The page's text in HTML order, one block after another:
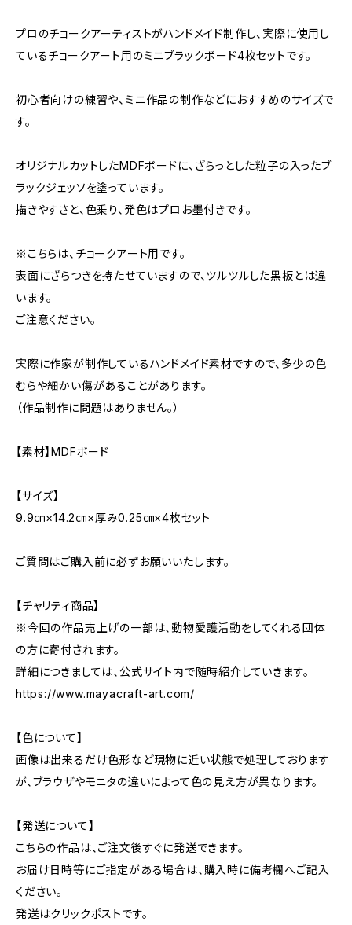
プロのチョークアーティストがハンドメイド制作し、実際に使用し
ているチョークアート用のミニブラックボード4枚セットです。
初心者向けの練習や、ミニ作品の制作などにおすすめのサイズで
す。
オリジナルカットしたMDFボードに、ざらっとした粒子の入ったブ
ラックジェッソを塗っています。
描きやすさと、色乗り、発色はプロお墨付きです。
※こちらは、チョークアート用です。
表面にざらつきを持たせていますので、ツルツルした黒板とは違
います。
ご注意ください。
実際に作家が制作しているハンドメイド素材ですので、多少の色
むらや細かい傷があることがあります。
（作品制作に問題はありません。）
【素材】MDFボード
【サイズ】
9.9㎝×14.2㎝×厚み0.25㎝×4枚セット
ご質問はご購入前に必ずお願いいたします。
【チャリティ商品】
※今回の作品売上げの一部は、動物愛護活動をしてくれる団体
の方に寄付されます。
詳細につきましては、公式サイト内で随時紹介していきます。
https://www.mayacraft-art.com/
【色について】
画像は出来るだけ色形など現物に近い状態で処理しております
が、ブラウザやモニタの違いによって色の見え方が異なります。
【発送について】
こちらの作品は、ご注文後すぐに発送できます。
お届け日時等にご指定がある場合は、購入時に備考欄へご記入
ください。
発送はクリックポストです。